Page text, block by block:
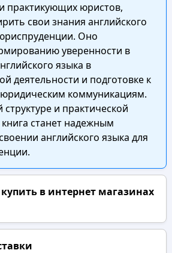
практикующих юристов,
свои знания английского
Оно
уверенности в
языка в
деятельности и подготовке к
коммуникациям.
структуре и практической
станет надежным
английского языка для
в интернет магазинах